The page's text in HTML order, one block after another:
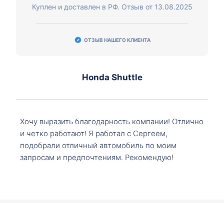
Куплен и доставлен в РФ. Отзыв от 13.08.2025
ОТЗЫВ НАШЕГО КЛИЕНТА
Honda Shuttle
Хочу выразить благодарность компании! Отлично
и четко работают! Я работал с Сергеем,
подобрали отличный автомобиль по моим
запросам и предпочтениям. Рекомендую!